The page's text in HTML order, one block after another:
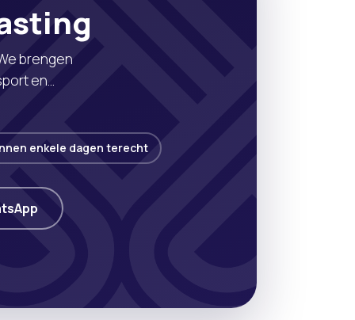
brengen
en
enkele dagen terecht